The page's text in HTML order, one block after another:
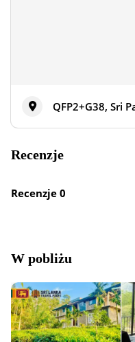
QFP2+G38, Sri
Recenzje
Recenzje 0
W pobliżu